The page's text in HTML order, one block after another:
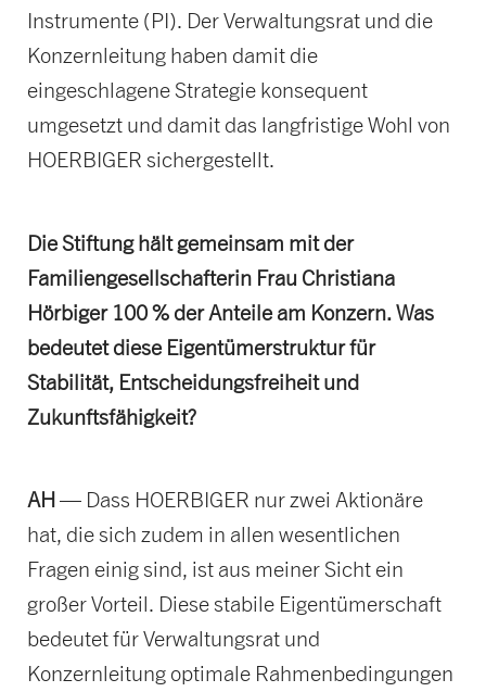
Instrumente (PI). Der Verwaltungsrat und die
Konzernleitung haben damit die
eingeschlagene Strategie konsequent
umgesetzt und damit das langfristige Wohl von
HOERBIGER sichergestellt.
Die Stiftung hält gemeinsam mit der
Familiengesellschafterin Frau Christiana
Hörbiger 100 % der Anteile am Konzern. Was
bedeutet diese Eigentümerstruktur für
Stabilität, Entscheidungsfreiheit und
Zukunftsfähigkeit?
AH— Dass HOERBIGER nur zwei Aktionäre
hat, die sich zudem in allen wesentlichen
Fragen einig sind, ist aus meiner Sicht ein
großer Vorteil. Diese stabile Eigentümerschaft
bedeutet für Verwaltungsrat und
Konzernleitung optimale Rahmenbedingungen